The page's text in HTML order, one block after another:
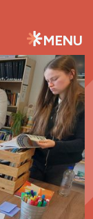
MENU